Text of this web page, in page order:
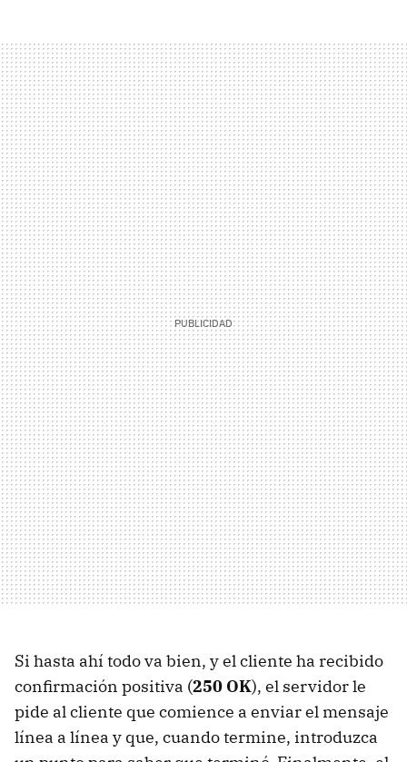
Si hasta ahí todo va bien, y el cliente ha recibido
confirmación positiva (250 OK), el servidor le
pide al cliente que comience a enviar el mensaje
línea a línea y que, cuando termine, introduzca